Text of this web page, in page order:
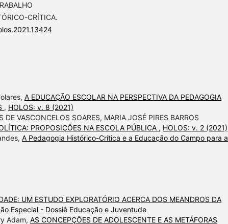
CRÍTICA.
A EDUCAÇÃO ESCOLAR NA PERSPECTIVA DA PEDAGOGIA
, HOLOS: v. 8 (2021)
VASCONCELOS SOARES, MARIA JOSÉ PIRES BARROS
PROPOSIÇÕES NA ESCOLA PÚBLICA , HOLOS: v. 2 (2021)
A Pedagogia Histórico-Crítica e a Educação do Campo para a
UM ESTUDO EXPLORATÓRIO ACERCA DOS MEANDROS DA
Especial - Dossiê Educação e Juventude
Adam, AS CONCEPÇÕES DE ADOLESCENTE E AS METÁFORAS